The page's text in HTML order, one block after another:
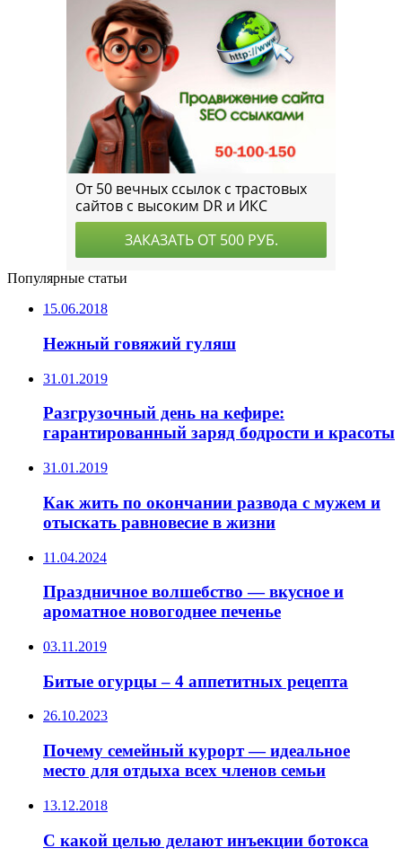
Популярные статьи
15.06.2018
Нежный говяжий гуляш
31.01.2019
Разгрузочный день на кефире:
гарантированный заряд бодрости и красоты
31.01.2019
Как жить по окончании развода с мужем и
отыскать равновесие в жизни
11.04.2024
Праздничное волшебство — вкусное и
ароматное новогоднее печенье
03.11.2019
Битые огурцы – 4 аппетитных рецепта
26.10.2023
Почему семейный курорт — идеальное
место для отдыха всех членов семьи
13.12.2018
С какой целью делают инъекции ботокса